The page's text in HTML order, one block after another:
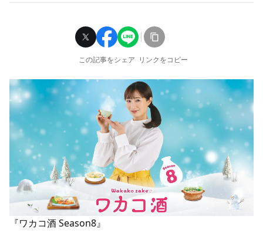
この記事をシェア リンクをコピー
『ワカコ酒 Season8』